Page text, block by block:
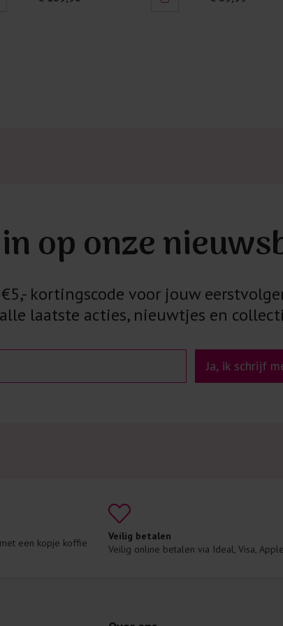
op onze
kortingscode voor jouw
laatste acties, nieuwtjes en
Ja, ik schrijf
een kopje koffie
Veilig betalen
Veilig online betalen via Ideal, Visa,